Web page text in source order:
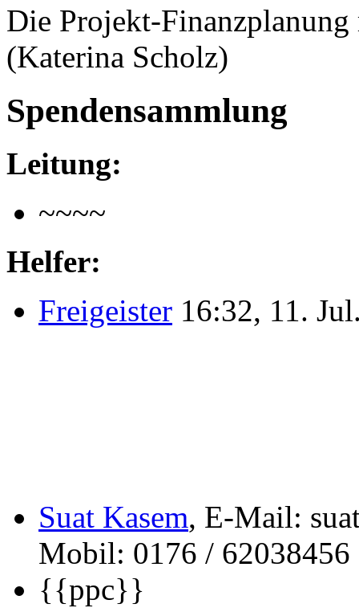
Die Projekt-
(Katerina Scholz)
Spendensammlung
Leitung:
~~~~
Helfer:
Freigeister 16:32, 11.
Suat Kasem, E-Mail:
Mobil: 0176 / 62038456
{{ppc}}